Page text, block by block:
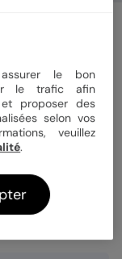
10x15 cm
1 carte
le bon
le trafic afin
et proposer des
selon vos
veuillez
.